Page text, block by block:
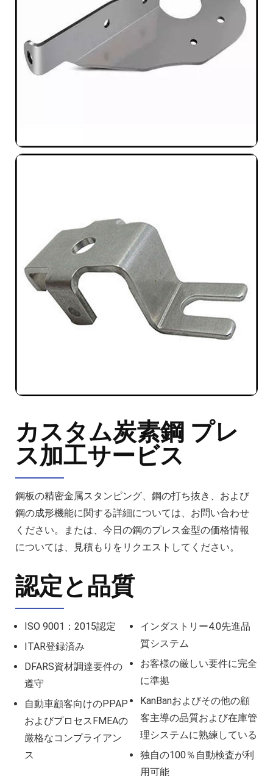
カスタム炭素鋼 プレ
ス加工サービス
鋼板の精密金属スタンピング、鋼の打ち抜き、および
鋼の成形機能に関する詳細については、お問い合わせ
ください。または、今日の鋼のプレス金型の価格情報
については、見積もりをリクエストしてください。
認定と品質
ISO 9001：2015認定
ITAR登録済み
DFARS資材調達要件の
遵守
自動車顧客向けのPPAP
およびプロセスFMEAの
厳格なコンプライアン
ス
インダストリー4.0先進品
質システム
お客様の厳しい要件に完全
に準拠
KanBanおよびその他の顧
客主導の品質および在庫管
理システムに熟練している
独自の100％自動検査が利
用可能